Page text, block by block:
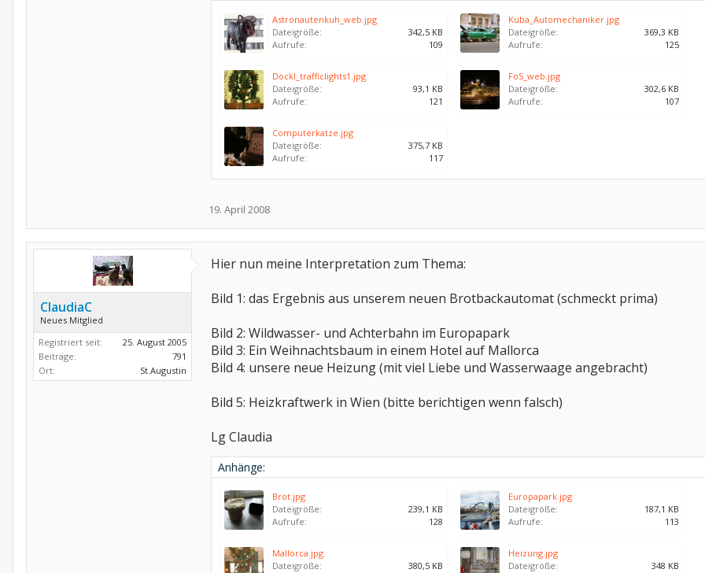
Astronautenkuh_web.jpg
Dateigröße:
342,5 KB
Aufrufe:
109
Kuba_Automechaniker.jpg
Dateigröße:
369,3 KB
Aufrufe:
125
Dockl_trafficlights1.jpg
Dateigröße:
93,1 KB
Aufrufe:
121
FoS_web.jpg
Dateigröße:
302,6 KB
Aufrufe:
107
Computerkatze.jpg
Dateigröße:
375,7 KB
Aufrufe:
117
19. April 2008
ClaudiaC
Neues Mitglied
Registriert seit:
25. August 2005
Beiträge:
791
Ort:
St.Augustin
Hier nun meine Interpretation zum Thema:
Bild 1: das Ergebnis aus unserem neuen Brotbackautomat (schmeckt prima)
Bild 2: Wildwasser- und Achterbahn im Europapark
Bild 3: Ein Weihnachtsbaum in einem Hotel auf Mallorca
Bild 4: unsere neue Heizung (mit viel Liebe und Wasserwaage angebracht)
Bild 5: Heizkraftwerk in Wien (bitte berichtigen wenn falsch)
Lg Claudia
Anhänge:
Brot.jpg
Dateigröße:
239,1 KB
Aufrufe:
128
Europapark.jpg
Dateigröße:
187,1 KB
Aufrufe:
113
Mallorca.jpg
Dateigröße:
380,5 KB
Heizung.jpg
Dateigröße:
348 KB